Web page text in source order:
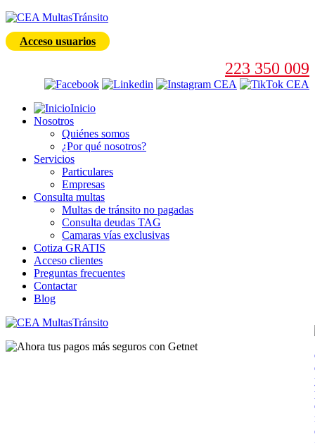
Acceso usuarios
223 350 009
Inicio
Nosotros
Quiénes somos
¿Por qué nosotros?
Servicios
Particulares
Empresas
Consulta multas
Multas de tránsito no pagadas
Consulta deudas TAG
Camaras vías exclusivas
Cotiza GRATIS
Acceso clientes
Preguntas frecuentes
Contactar
Blog